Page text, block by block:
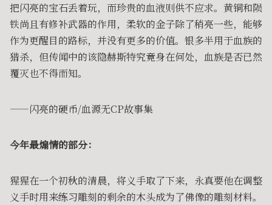
把闪亮的宝石丢着玩，而珍贵的血液则供不应求。黄铜和陨
铁尚且有修补武器的作用，柔软的金子除了稍亮一些，能够
作为更醒目的路标，并没有更多的价值。银多半用于血族的
猎杀，但传闻中的该隐赫斯特究竟身在何处，血族是否已然
覆灭也不得而知。
——闪亮的硬币/血源无CP故事集
今年最煽情的部分：
猩猩在一个初秋的清晨，将义手取了下来，永真要他在调整
义手时用来练习雕刻的剩余的木头成为了佛像的雕刻材料。